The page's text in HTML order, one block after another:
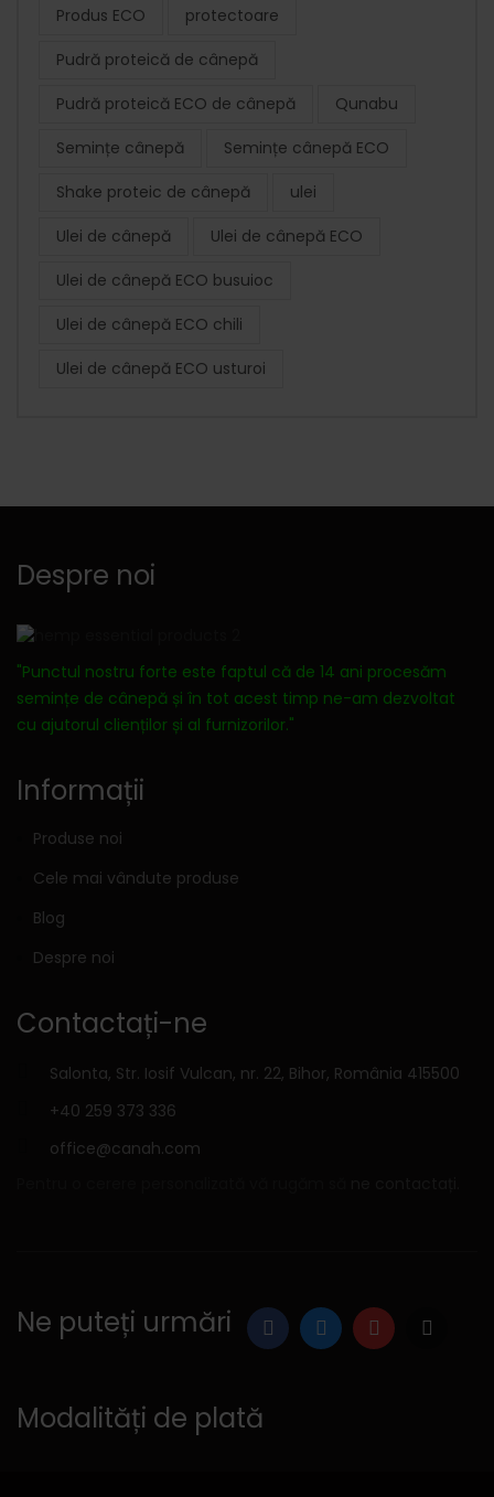
Produs ECO
protectoare
Pudră proteică de cânepă
Pudră proteică ECO de cânepă
Qunabu
Semințe cânepă
Semințe cânepă ECO
Shake proteic de cânepă
ulei
Ulei de cânepă
Ulei de cânepă ECO
Ulei de cânepă ECO busuioc
Ulei de cânepă ECO chili
Ulei de cânepă ECO usturoi
Despre noi
"Punctul nostru forte este faptul că de 14 ani procesăm
semințe de cânepă și în tot acest timp ne-am dezvoltat
cu ajutorul clienților și al furnizorilor."
Informații
Produse noi
Cele mai vândute produse
Blog
Despre noi
Contactați-ne
Salonta, Str. Iosif Vulcan, nr. 22, Bihor, România 415500
+40 259 373 336
office@canah.com
Ne puteți urmări
Modalități de plată